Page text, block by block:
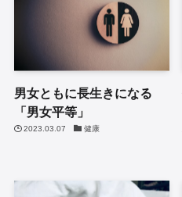
男女ともに長生きになる
「男女平等」
2023.03.07 健康